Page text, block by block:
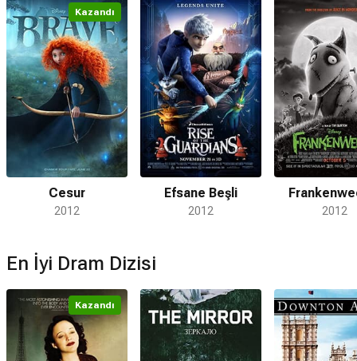
Kazandı
Cesur
2012
Efsane Beşli
2012 2012
En İyi Dram Dizisi
Kazandı